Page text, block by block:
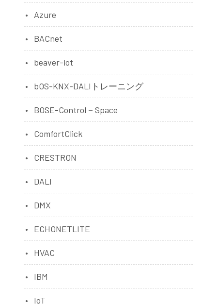
Azure
BACnet
beaver-iot
bOS-KNX-DALIトレーニング
BOSE-Control－Space
ComfortClick
CRESTRON
DALI
DMX
ECHONETLITE
HVAC
IBM
IoT